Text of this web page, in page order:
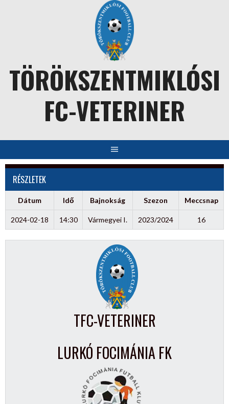
TÖRÖKSZENTMIKLÓSI
FC-VETERINER
RÉSZLETEK
Dátum Idő Bajnokság Szezon Meccsnap
2024-02-18 14:30 Vármegyei I. 2023/2024 16
TFC-VETERINER
LURKÓ FOCIMÁNIA FK